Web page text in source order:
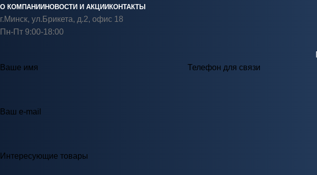
О КОМПАНИИ НОВОСТИ И АКЦИИ КОНТАКТЫ
г.Минск, ул.Брикета, д.2, офис 18
Пн-Пт 9:00-18:00
Ваше имя
Телефон для связи
Ваш e-mail
Интересующие товары